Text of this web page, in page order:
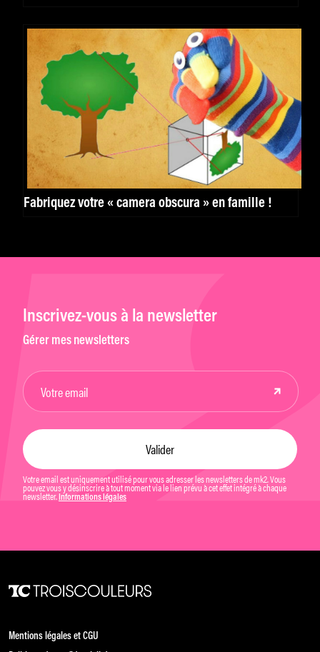
Fabriquez votre « camera obscura » en famille !
Inscrivez-vous à la newsletter
Gérer mes newsletters
Votre email est uniquement utilisé pour vous adresser les newsletters de mk2. Vous
pouvez vous y désinscrire à tout moment via le lien prévu à cet effet intégré à chaque
newsletter. Informations légales
Mentions légales et CGU